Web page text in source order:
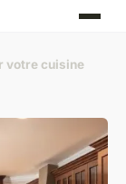
votre cuisine